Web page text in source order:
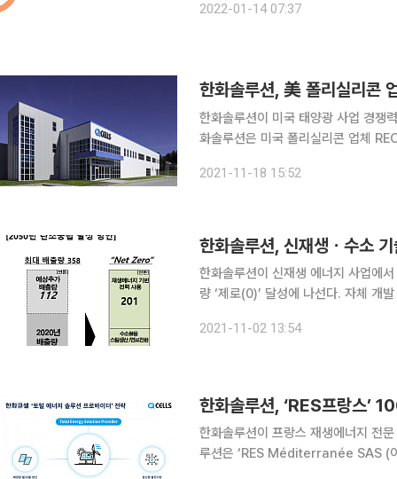
부족이 해소되면서 케미칼부문 감익
2022-01-14 07:37
한화솔루션, 美 폴리실리콘
한화솔루션이 미국 태양광 사업 경쟁
화솔루션은 미국 폴리실리콘 업체
2021-11-18 15:52
한화솔루션, 신재생ㆍ수소
한화솔루션이 신재생 에너지 사업에
량 ‘제로(0)’ 달성에 나선다. 자체 개
배출량 246만 톤(t)과 신규사업으로
2021-11-02 13:54
한화솔루션이 프랑스 재생에너지 전문
루션은 ‘RES Méditerranée SAS (